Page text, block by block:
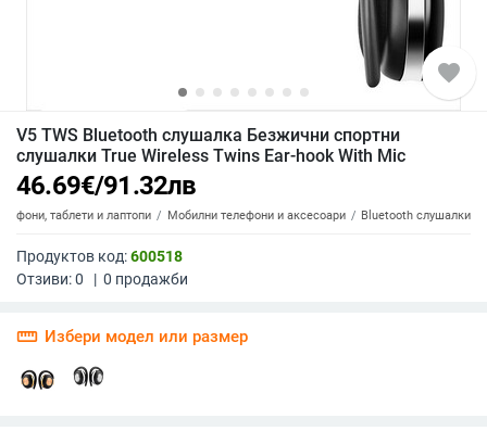
favorite
V5 TWS Bluetooth слушалка Безжични спортни
слушалки True Wireless Twins Ear-hook With Mic
46.69€/91.32лв
таблети и лаптопи Мобилни телефони и аксесоари Bluetooth слушалки
Продуктов код:600518
Отзиви:0 | 0 продажби
straighten Избери модел или размер